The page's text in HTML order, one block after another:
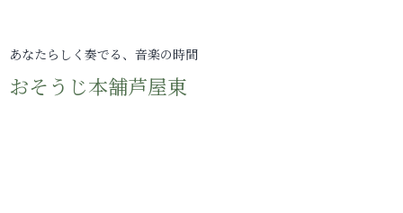
あなたらしく奏でる、音楽の時間
おそうじ本舗芦屋東